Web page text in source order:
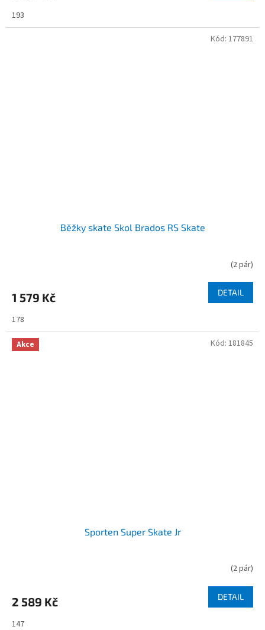
193
Běžky skate Skol Brados RS Skate
(2 pár)
1 579 Kč DETAIL
178
Kód: 177891
Akce
Sporten Super Skate Jr
(2 pár)
2 589 Kč DETAIL
147
Kód: 181845